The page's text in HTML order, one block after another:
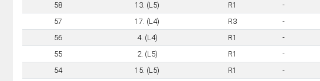
58
13. (L5) R1 -
57
17. (L4) R3 -
56
4. (L4) R1 -
55
2. (L5) R1 -
54
15. (L5) R1 -